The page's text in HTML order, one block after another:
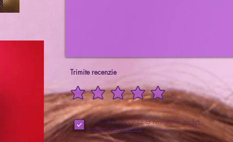
Trimite recenzie
Vreau să mă abonez la newsletter.Vedeți
termenii de utilizare